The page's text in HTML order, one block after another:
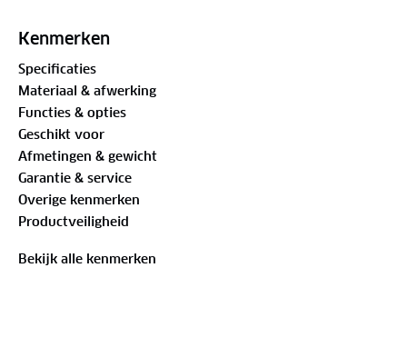
Onderstaand de specificaties van de Fuzzy 3.5 2024
68D polyester Honey Com Ripstop met een TPU
coating
Thermische weerstand R waarde 4,2
180 x 58 x 3,5 cm
Zelfopblaasbaar
Zorgt voor een isolerende laag van 3,5 cm
28 x 20 x 20 cm verpakt
990 gram
Kenmerken
Specificaties
Materiaal & afwerking
Functies & opties
Geschikt voor
Afmetingen & gewicht
Garantie & service
Overige kenmerken
Productveiligheid
Bekijk alle kenmerken